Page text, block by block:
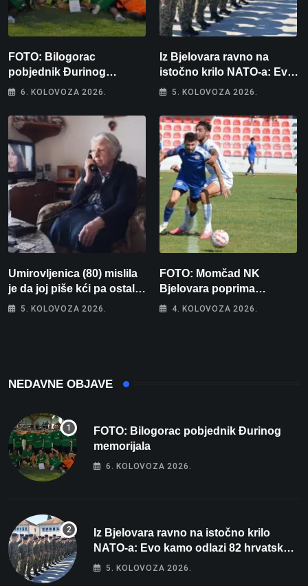
FOTO: Bilogorac
pobjednik Đurinog
memorijala
6. KOLOVOZA 2026.
Iz Bjelovara ravno na
istočno krilo NATO-a: Evo
kamo odlazi 82 hrvatska
5. KOLOVOZA 2026.
Umirovljenica (80) mislila
je da joj piše kći pa ostala
bez 1000 eura
5. KOLOVOZA 2026.
FOTO: Momčad NK
Bjelovara poprima
jesenski izgled
4. KOLOVOZA 2026.
NEDAVNE OBJAVE
FOTO: Bilogorac pobjednik Đurinog
memorijala
6. KOLOVOZA 2026.
Iz Bjelovara ravno na istočno krilo
NATO-a: Evo kamo odlazi 82 hrvatska
vojnika i 6 vojnikinja
5. KOLOVOZA 2026.